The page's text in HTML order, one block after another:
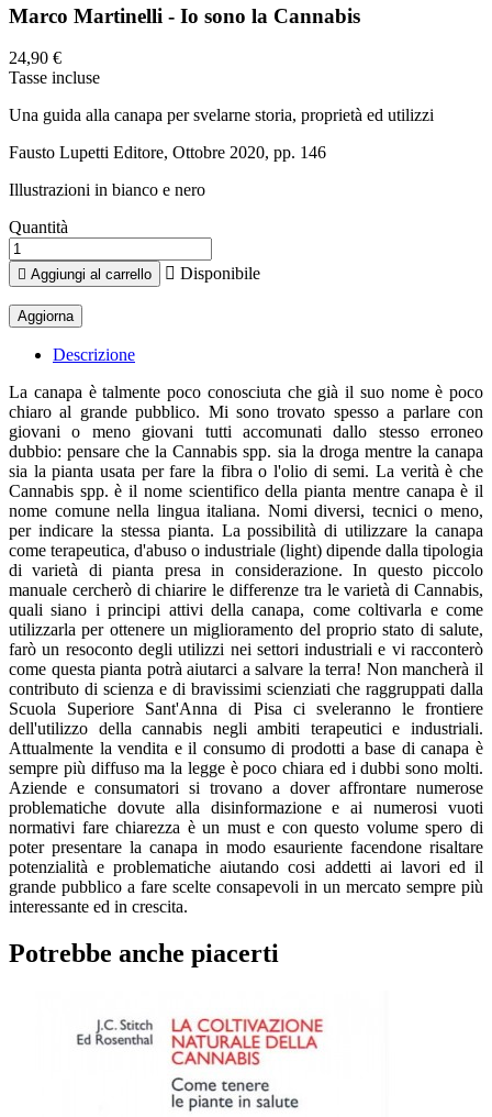
Marco Martinelli - Io sono la Cannabis
24,90 €
Tasse incluse
Una guida alla canapa per svelarne storia, proprietà ed utilizzi
Fausto Lupetti Editore, Ottobre 2020, pp. 146
Illustrazioni in bianco e nero
Quantità
 Aggiungi al carrello  Disponibile
Descrizione
La canapa è talmente poco conosciuta che già il suo nome è poco
chiaro al grande pubblico. Mi sono trovato spesso a parlare con
giovani o meno giovani tutti accomunati dallo stesso erroneo
dubbio: pensare che la Cannabis spp. sia la droga mentre la canapa
sia la pianta usata per fare la fibra o l'olio di semi. La verità è che
Cannabis spp. è il nome scientifico della pianta mentre canapa è il
nome comune nella lingua italiana. Nomi diversi, tecnici o meno,
per indicare la stessa pianta. La possibilità di utilizzare la canapa
come terapeutica, d'abuso o industriale (light) dipende dalla tipologia
di varietà di pianta presa in considerazione. In questo piccolo
manuale cercherò di chiarire le differenze tra le varietà di Cannabis,
quali siano i principi attivi della canapa, come coltivarla e come
utilizzarla per ottenere un miglioramento del proprio stato di salute,
farò un resoconto degli utilizzi nei settori industriali e vi racconterò
come questa pianta potrà aiutarci a salvare la terra! Non mancherà il
contributo di scienza e di bravissimi scienziati che raggruppati dalla
Scuola Superiore Sant'Anna di Pisa ci sveleranno le frontiere
dell'utilizzo della cannabis negli ambiti terapeutici e industriali.
Attualmente la vendita e il consumo di prodotti a base di canapa è
sempre più diffuso ma la legge è poco chiara ed i dubbi sono molti.
Aziende e consumatori si trovano a dover affrontare numerose
problematiche dovute alla disinformazione e ai numerosi vuoti
normativi fare chiarezza è un must e con questo volume spero di
poter presentare la canapa in modo esauriente facendone risaltare
potenzialità e problematiche aiutando cosi addetti ai lavori ed il
grande pubblico a fare scelte consapevoli in un mercato sempre più
interessante ed in crescita.
Potrebbe anche piacerti